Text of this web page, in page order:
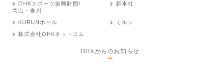
OHKスポーツ振興財団/
岡山・香川
新本社
KURUNホール
ミルン
株式会社OHKネットコム
OHKからのお知らせ